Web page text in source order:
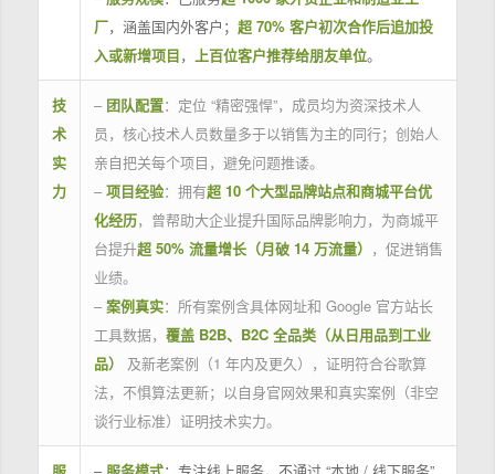
厂，涵盖国内外客户； 超 70% 客户初次合作后追加投
入或新增项目， 上百位客户推荐给朋友单位。
技
术
实
力
– 团队配置：定位 “精密强悍”，成员均为资深技术人
员，核心技术人员数量多于以销售为主的同行；创始人
亲自把关每个项目，避免问题推诿。
– 项目经验：拥有超 10 个大型品牌站点和商城平台优
化经历，曾帮助大企业提升国际品牌影响力，为商城平
台提升超 50% 流量增长（月破 14 万流量） ，促进销售
业绩。
– 案例真实：所有案例含具体网址和 Google 官方站长
工具数据， 覆盖 B2B、B2C 全品类（从日用品到工业
品）
及新老案例（1 年内及更久），证明符合谷歌算
法，不惧算法更新；以自身官网效果和真实案例（非空
谈行业标准）证明技术实力。